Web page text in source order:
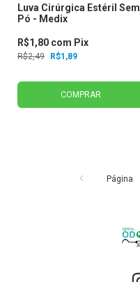
Luva Cirúrgica Estéril Sem
Pó - Medix
R$2,49 R$1,89
R$1,80 com Pix
COMPRAR
Página